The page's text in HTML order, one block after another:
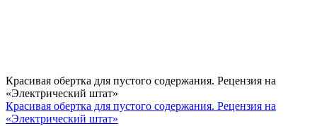
Красивая обертка для пустого содержания. Рецензия на
«Электрический штат»
Красивая обертка для пустого содержания. Рецензия на
«Электрический штат»